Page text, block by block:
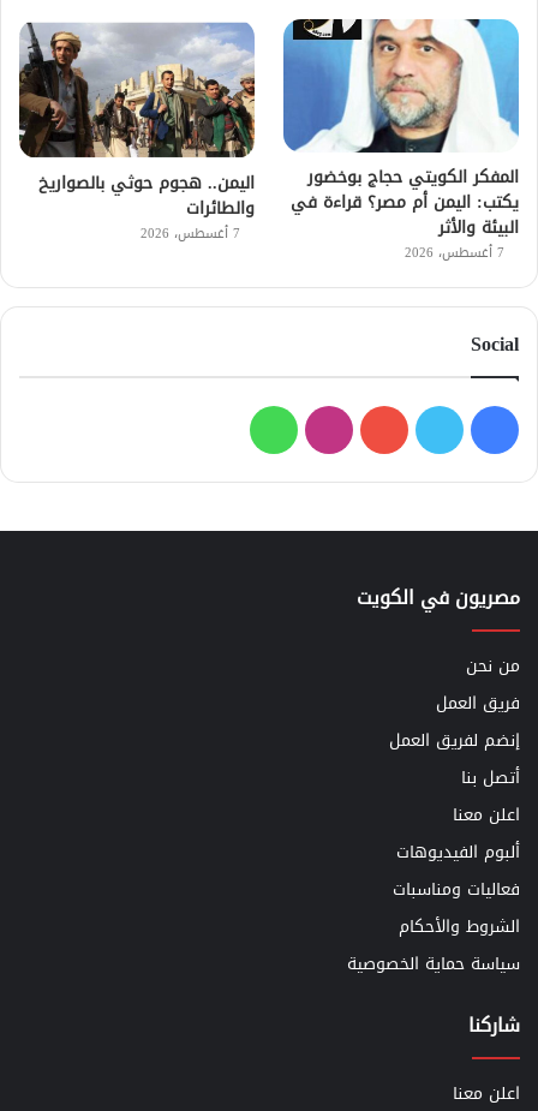
المفكر الكويتي حجاج بوخضور
يكتب: اليمن أم مصر؟ قراءة في
البيئة والأثر
7 أغسطس، 2026
اليمن.. هجوم حوثي بالصواريخ
والطائرات
7 أغسطس، 2026
Social
فيسبوك
تويتر يوتيوبانستقرامواتساب
مصريون في الكويت
من نحن
فريق العمل
إنضم لفريق العمل
أتصل بنا
اعلن معنا
ألبوم الفيديوهات
فعاليات ومناسبات
الشروط والأحكام
سياسة حماية الخصوصية
شاركنا
اعلن معنا